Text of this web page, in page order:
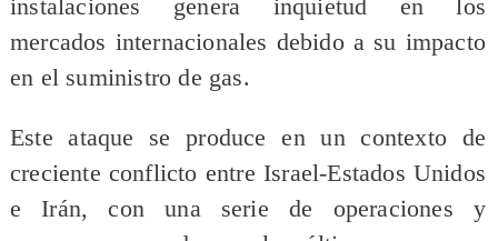
instalaciones genera inquietud en los
mercados internacionales debido a su impacto
en el suministro de gas.
Este ataque se produce en un contexto de
creciente conflicto entre Israel-Estados Unidos
e Irán, con una serie de operaciones y